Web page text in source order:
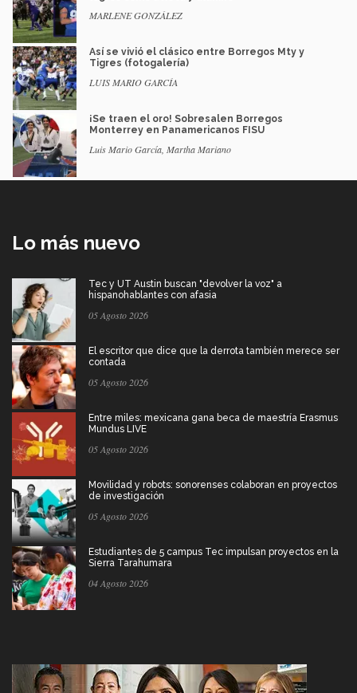
MARLENE GONZÁLEZ
Así se vivió el clásico entre Borregos Mty y
Tigres (fotogalería)
LUIS MARIO GARCÍA
¡Se traen el oro! Sobresalen Borregos
Monterrey en Panamericanos FISU
Luis Mario García, Martha Mariano
Lo más nuevo
Tec y UT Austin buscan "devolver la voz" a
hispanohablantes con afasia
05 Agosto 2026
El escritor que dice que la derrota también merece ser
contada
05 Agosto 2026
Entre miles: mexicana gana beca de maestría Erasmus
Mundus LIVE
05 Agosto 2026
Movilidad y robots: sonorenses colaboran en proyectos
de investigación
05 Agosto 2026
Estudiantes de 5 campus Tec impulsan proyectos en la
Sierra Tarahumara
04 Agosto 2026